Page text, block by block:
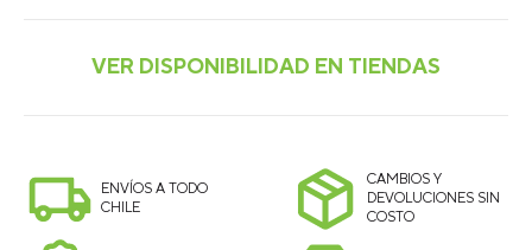
ENVÍOS A TODO
CHILE
CAMBIOS Y
DEVOLUCIONES SIN
COSTO